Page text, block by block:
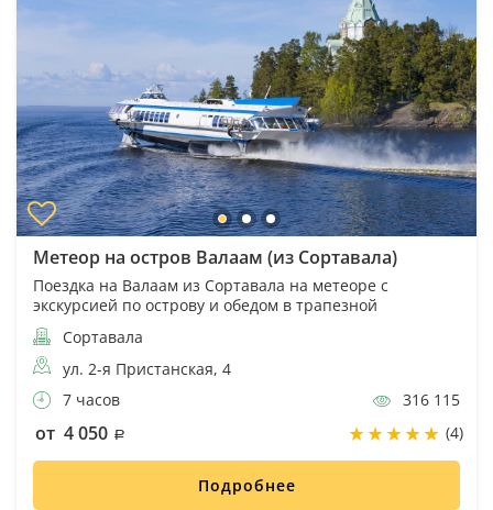
Метеор на остров Валаам (из Сортавала)
Поездка на Валаам из Сортавала на метеоре с
экскурсией по острову и обедом в трапезной
Сортавала
ул. 2-я Пристанская, 4
7 часов
316 115
от 4 050 (4)
Подробнее